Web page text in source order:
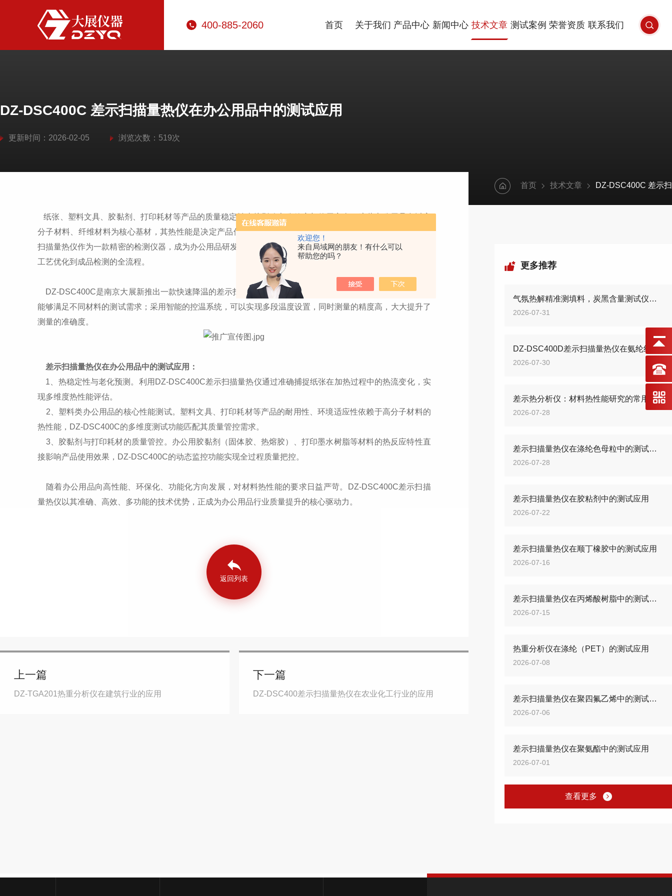
欢迎您！
来自局域网的朋友！有什么可以
帮助您的吗？
400-885-2060 首页 关于我们 产品中心 新闻中心 技术文章 测试案例 荣誉资质 联系我们
DZ-DSC400C 差示扫描量热仪在办公用品中的测试应用
更新时间：2026-02-05 浏览次数：519次
首页 技术文章 DZ-DSC400C 差示扫描量热仪在办公用品中的测试应用
更多推荐
气氛热解精准测填料，炭黑含量测试仪筑牢高分子质控防线
2026-07-31
DZ-DSC400D差示扫描量热仪在氨纶纤维的测试应用
2026-07-30
差示热分析仪：材料热性能研究的常用检测设备
2026-07-28
差示扫描量热仪在涤纶色母粒中的测试应用
2026-07-28
差示扫描量热仪在胶粘剂中的测试应用
2026-07-22
差示扫描量热仪在顺丁橡胶中的测试应用
2026-07-16
差示扫描量热仪在丙烯酸树脂中的测试应用
2026-07-15
热重分析仪在涤纶（PET）的测试应用
2026-07-08
差示扫描量热仪在聚四氟乙烯中的测试应用
2026-07-06
差示扫描量热仪在聚氨酯中的测试应用
2026-07-01
查看更多
纸张、塑料文具、胶黏剂、打印耗材等产品的质量稳定性直接影响办公效率与使用安全。这些办公用品多以高
分子材料、纤维材料为核心基材，其热性能是决定产品使用寿命、环境适应性的关键指标。DZ-DSC400C差示
扫描量热仪作为一款精密的检测仪器，成为办公用品研发、生产及质量管控的核心工具，其应用贯穿材料筛选、
工艺优化到成品检测的全流程。
DZ-DSC400C是南京大展新推出一款快速降温的差示扫描量热仪，宽泛的温度范围，能够测-50~600摄氏度，
能够满足不同材料的测试需求；采用智能的控温系统，可以实现多段温度设置，同时测量的精度高，大大提升了
测量的准确度。
差示扫描量热仪在办公用品中的测试应用：
1、热稳定性与老化预测。利用DZ-DSC400C差示扫描量热仪通过准确捕捉纸张在加热过程中的热流变化，实
现多维度热性能评估。
2、塑料类办公用品的核心性能测试。塑料文具、打印耗材等产品的耐用性、环境适应性依赖于高分子材料的
热性能，DZ-DSC400C的多维度测试功能匹配其质量管控需求。
3、胶黏剂与打印耗材的质量管控。办公用胶黏剂（固体胶、热熔胶）、打印墨水树脂等材料的热反应特性直
接影响产品使用效果，DZ-DSC400C的动态监控功能实现全过程质量把控。
随着办公用品向高性能、环保化、功能化方向发展，对材料热性能的要求日益严苛。DZ-DSC400C差示扫描
量热仪以其准确、高效、多功能的技术优势，正成为办公用品行业质量提升的核心驱动力。
返回列表
上一篇
DZ-TGA201热重分析仪在建筑行业的应用
下一篇
DZ-DSC400差示扫描量热仪在农业化工行业的应用